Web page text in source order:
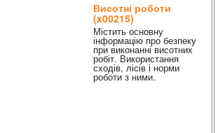
Висотні роботи
(x00215)
Містить основну
інформацію про безпеку
при виконанні висотних
робіт. Використання
сходів, лісів і норми
роботи з ними.